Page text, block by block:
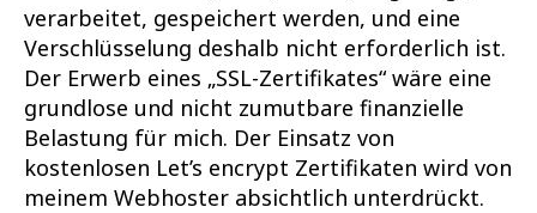
verarbeitet, gespeichert werden, und eine
Verschlüsselung deshalb nicht erforderlich ist.
Der Erwerb eines „SSL-Zertifikates“ wäre eine
grundlose und nicht zumutbare finanzielle
Belastung für mich. Der Einsatz von
kostenlosen Let’s encrypt Zertifikaten wird von
meinem Webhoster absichtlich unterdrückt.